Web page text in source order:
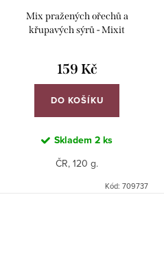
Mix pražených ořechů a
křupavých sýrů - Mixit
159 Kč
DO KOŠÍKU
Skladem 2 ks
ČR, 120 g.
Kód: 709737